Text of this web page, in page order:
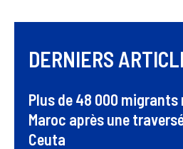
DERNIERS
Plus de 48 000
Maroc après une
Ceuta